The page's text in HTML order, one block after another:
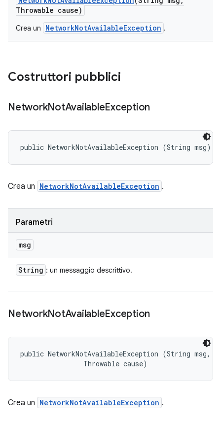
Throwable cause)
Crea un NetworkNotAvailableException .
Costruttori pubblici
NetworkNotAvailableException
public NetworkNotAvailableException (String msg)
Crea un NetworkNotAvailableException .
Parametri
msg
String : un messaggio descrittivo.
NetworkNotAvailableException
public NetworkNotAvailableException (String msg,
                Throwable cause)
Crea un NetworkNotAvailableException .